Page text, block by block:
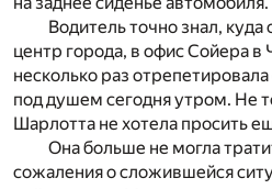
Водитель точно знал, куда
центр города, в офис Сойера
несколько раз
под душем сегодня утром. Не
Шарлотта не хотела просить
Она больше не могла
сожаления о сложившейся